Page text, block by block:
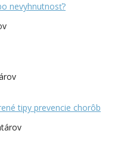
nevyhnutnosť?
tipy prevencie chorôb